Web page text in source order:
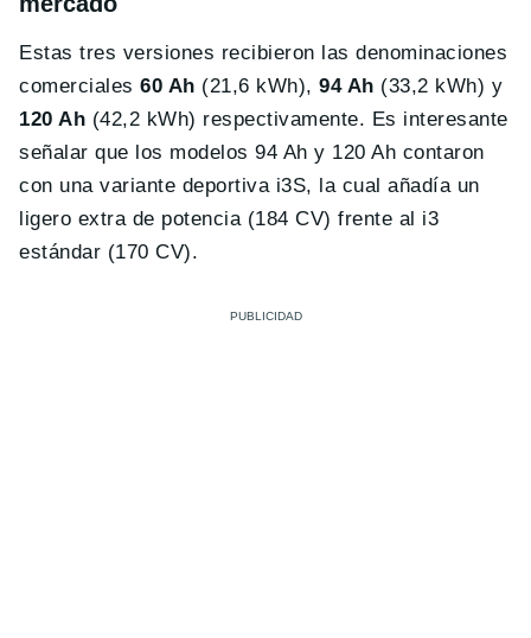
Estas tres versiones recibieron las denominaciones
comerciales60 Ah (21,6 kWh),94 Ah (33,2 kWh) y
120 Ah (42,2 kWh) respectivamente. Es interesante
señalar que los modelos 94 Ah y 120 Ah contaron
con una variante deportiva i3S, la cual añadía un
ligero extra de potencia (184 CV) frente al i3
estándar (170 CV).